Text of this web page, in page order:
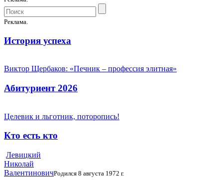
Реклама.
История успеха
Виктор Щербаков: «Печник – профессия элитная»
Абитуриент 2026
Целевик и льготник, поторопись!
Кто есть кто
Левицкий
Николай
ВалентиновичРодился 8 августа 1972 г.